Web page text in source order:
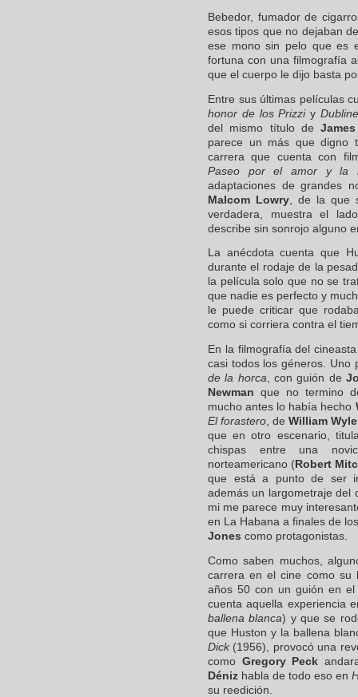
Bebedor, fumador de
esos tipos que no dejaban
ese mono sin pelo que es
fortuna con una filmografía
que el cuerpo le dijo basta
Entre sus últimas películas
honor de los Prizziy
del mismo título de
parece un más que digno
carrera que cuenta con
Paseo por el amor y la
adaptaciones de grandes
Malcom Lowry , de la que
verdadera, muestra el
describe sin sonrojo alguno
La anécdota cuenta que
durante el rodaje de la
la película solo que no se
que nadie es perfecto y
le puede criticar que
como si corriera contra el
En la filmografía del
casi todos los géneros.
de la horca , con guión de
Newman que no termino
mucho antes lo había hecho
El forastero , de William
que en otro escenario,
chispas entre una
norteamericano (Robert
que está a punto de ser
además un largometraje del
mi me parece muy
en La Habana a finales de
Jones como protagonistas.
Como saben muchos,
carrera en el cine como su
años 50 con un guión en
cuenta aquella experiencia
ballena blanca) y que se
que Huston y la ballena
Dick (1956), provocó una
como Gregory Peck
Déniz habla de todo eso en
su reedición.